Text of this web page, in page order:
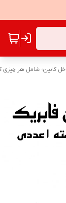
کابین؛ شامل هر